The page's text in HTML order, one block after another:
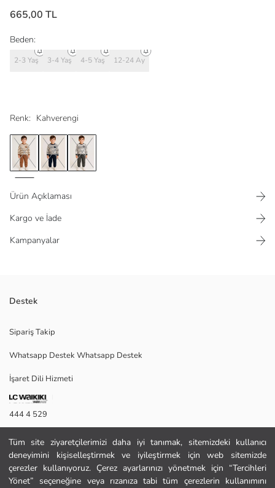
Tüm site ziyaretçilerimizi daha iyi tanımak, sitemizdeki kullanıcı
deneyimini kişiselleştirmek ve iyileştirmek için web sitemizde
çerezler kullanıyoruz. Çerez ayarlarınızı yönetmek için “Tercihleri
Yönet” seçeneğine veya rızanıza tabi tüm çerezlerin kullanımını
665,00 TL
Renk: Kahverengi
Beden:
2-3 Yaş 3-4 Yaş 4-5 Yaş 12-24 Ay
Ürün Açıklaması
Kargo ve İade
Kampanyalar
için konfor ve şıklığı bir arada sunar.
Satıcı:
Marka:
Cinsiyet:
Bel Fiti:
Destek
Sipariş Takip
Whatsapp Destek Whatsapp Destek
İşaret Dili Hizmeti
444 4 529
İletişim Formu
444 4 529